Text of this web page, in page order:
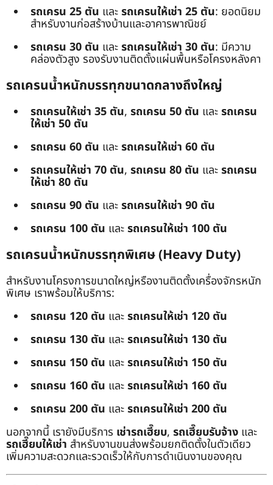
รถเครน 25 ตัน และรถเครนให้เช่า 25 ตัน: ยอดนิยม
สำหรับงานก่อสร้างบ้านและอาคารพาณิชย์
รถเครน 30 ตัน และรถเครนให้เช่า 30 ตัน: มีความ
คล่องตัวสูง รองรับงานติดตั้งแผ่นพื้นหรือโครงหลังคา
รถเครนน้ำหนักบรรทุกขนาดกลางถึงใหญ่
รถเครนให้เช่า 35 ตัน, รถเครน 50 ตัน และรถเครน
ให้เช่า 50 ตัน
รถเครน 60 ตัน และรถเครนให้เช่า 60 ตัน
รถเครนให้เช่า 70 ตัน, รถเครน 80 ตัน และรถเครน
ให้เช่า 80 ตัน
รถเครน 90 ตัน และรถเครนให้เช่า 90 ตัน
รถเครน 100 ตัน และรถเครนให้เช่า 100 ตัน
รถเครนน้ำหนักบรรทุกพิเศษ (Heavy Duty)
สำหรับงานโครงการขนาดใหญ่หรืองานติดตั้งเครื่องจักรหนัก
พิเศษ เราพร้อมให้บริการ:
รถเครน 120 ตัน และรถเครนให้เช่า 120 ตัน
รถเครน 130 ตัน และรถเครนให้เช่า 130 ตัน
รถเครน 150 ตัน และรถเครนให้เช่า 150 ตัน
รถเครน 160 ตัน และรถเครนให้เช่า 160 ตัน
รถเครน 200 ตัน และรถเครนให้เช่า 200 ตัน
นอกจากนี้ เรายังมีบริการ เช่ารถเฮี๊ยบ, รถเฮี๊ยบรับจ้าง และ
รถเฮี๊ยบให้เช่า สำหรับงานขนส่งพร้อมยกติดตั้งในตัวเดียว
เพิ่มความสะดวกและรวดเร็วให้กับการดำเนินงานของคุณ